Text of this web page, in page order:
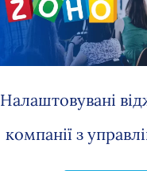
Налаштовувані
компанії з